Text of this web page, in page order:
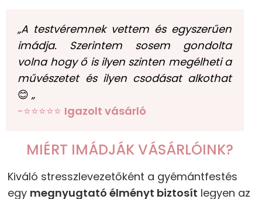
„A testvéremnek vettem és egyszerűen
imádja. Szerintem sosem gondolta
volna hogy ő is ilyen szinten megélheti a
művészetet és ilyen csodásat alkothat
😊 „
-⭐⭐⭐⭐⭐ Igazolt vásárló
MIÉRT IMÁDJÁK VÁSÁRLÓINK?
Kiváló stresszlevezetőként a gyémántfestés
egy megnyugtató élményt biztosít legyen az